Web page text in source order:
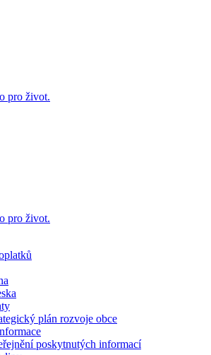
pro život.
pro život.
plán rozvoje obce
poskytnutých informací